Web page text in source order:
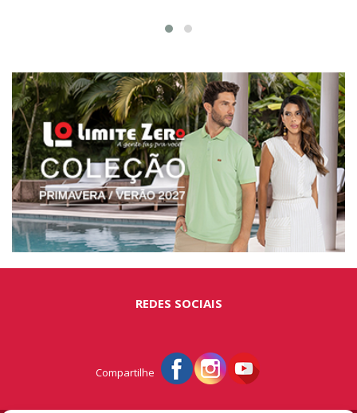
REDES SOCIAIS
Compartilhe